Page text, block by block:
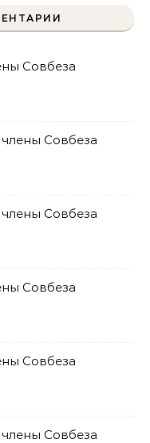
Совбеза
Совбеза
Совбеза
Совбеза
Совбеза
Совбеза